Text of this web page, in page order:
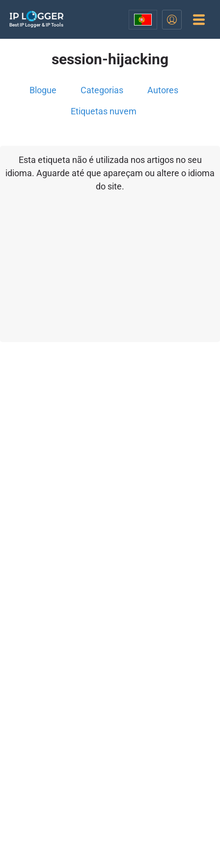
Best IP Logger & IP Tools
session-hijacking
Blogue Categorias Autores
Etiquetas nuvem